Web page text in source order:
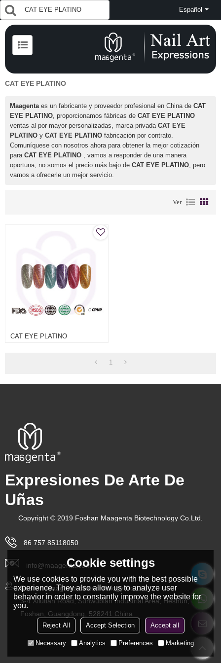
Español
CAT EYE PLATINO
Maagentaes un fabricante y proveedor profesional en China de CAT
EYE PLATINO, proporcionamos fábricas de CAT EYE PLATINO
ventas al por mayor personalizadas, marca privada CAT EYE
PLATINO y CAT EYE PLATINO fabricación por contrato.
Comuníquese con nosotros ahora para obtener la mejor cotización
para CAT EYE PLATINO , vamos a responder de una manera
oportuna, no somos el precio más bajo de CAT EYE PLATINO, pero
vamos a ofrecerle un mejor servicio.
Ver
CAT EYE PLATINO
1
Expresiones De Arte De
Uñas
Copyright © 2019 Foshan Maagenta Biotechnology Co.Ltd.
86 757 85118050
info@maagenta.com
Foshan Maagenta Biotechnology Co.Ltd.
3-4 Xilutian Road, Sunwubian Industrial Area, Heshun, Lishui,
Foshan, Guangdong, 528241 China
Cookie settings
We use cookies to provide you with the best possible
experience. They also allow us to analyze user
behavior in order to constantly improve the website for
you.
Reject All Accept Selection Accept all
Necessary Analytics Preferences Marketing